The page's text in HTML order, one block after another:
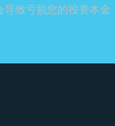
致亏损您的投资本